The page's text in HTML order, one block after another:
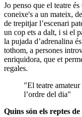
Jo penso que el teatre
coneixe's a un mateix,
de trepitjar l’escenari
un cop ets a dalt, i si el
la pujada d’adrenalina
tothom, a persones
enriquidora, que et
regales.
"El teatre
l’ordre del dia"
Quins són els reptes